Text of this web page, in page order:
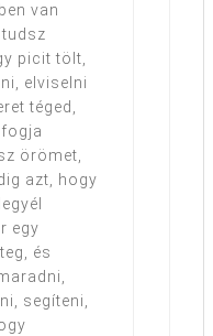
van
picit tölt,
elviselni
téged,
örömet,
azt, hogy
egy
és
segíteni,